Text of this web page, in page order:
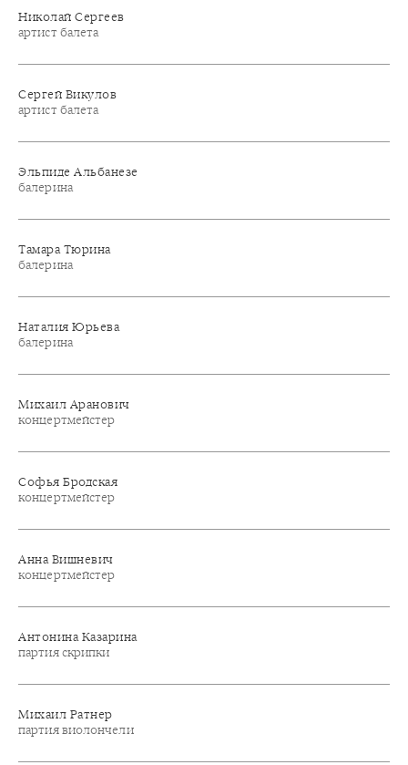
Николай Сергеев
артист балета
Сергей Викулов
артист балета
Эльпиде Альбанезе
балерина
Тамара Тюрина
балерина
Наталия Юрьева
балерина
Михаил Аранович
концертмейстер
Софья Бродская
концертмейстер
Анна Вишневич
концертмейстер
Антонина Казарина
партия скрипки
Михаил Ратнер
партия виолончели